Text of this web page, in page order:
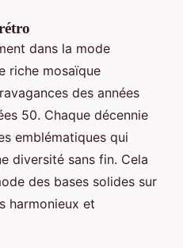
dans la mode
riche mosaïque
des années
50. Chaque décennie
emblématiques qui
diversité sans fin. Cela
des bases solides sur
harmonieux et